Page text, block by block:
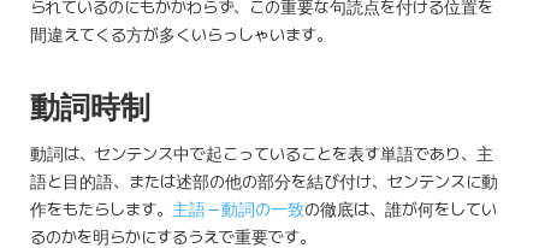
られているのにもかかわらず、この重要な句読点を付ける位置を
間違えてくる方が多くいらっしゃいます。
動詞時制
動詞は、センテンス中で起こっていることを表す単語であり、主
語と目的語、または述部の他の部分を結び付け、センテンスに動
作をもたらします。 主語－動詞の一致の徹底は、誰が何をしてい
るのかを明らかにするうえで重要です。